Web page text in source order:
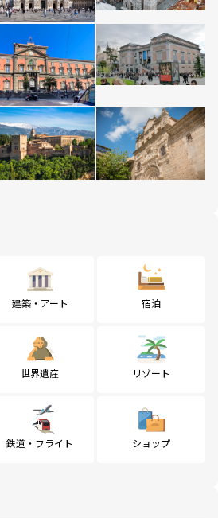
建築・アート 宿泊
世界遺産 リゾート
鉄道・フライト ショップ